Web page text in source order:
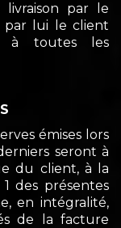
par le
par lui le client
à toutes les
émises lors
seront à
du client, à la
1 des présentes
en intégralité,
de la facture